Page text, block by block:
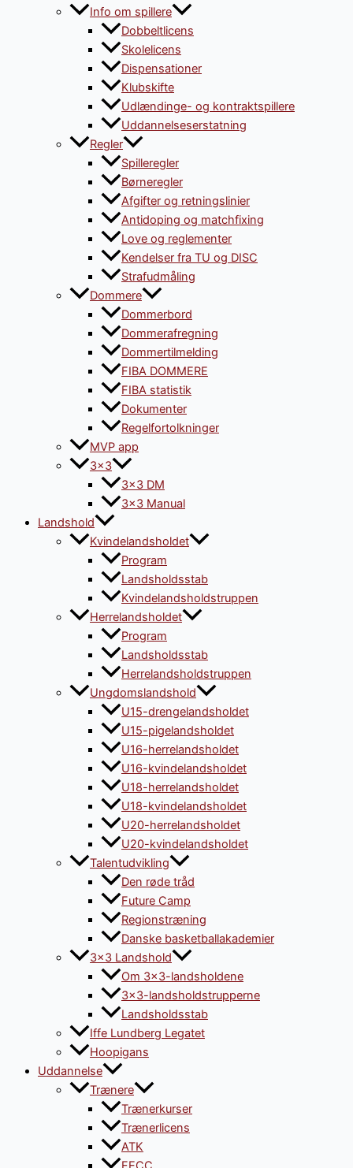
Info om spillere
Dobbeltlicens
Skolelicens
Dispensationer
Klubskifte
Udlændinge- og kontraktspillere
Uddannelseserstatning
Regler
Spilleregler
Børneregler
Afgifter og retningslinier
Antidoping og matchfixing
Love og reglementer
Kendelser fra TU og DISC
Strafudmåling
Dommere
Dommerbord
Dommerafregning
Dommertilmelding
FIBA DOMMERE
FIBA statistik
Dokumenter
Regelfortolkninger
MVP app
3×3
3×3 DM
3×3 Manual
Landshold
Kvindelandsholdet
Program
Landsholdsstab
Kvindelandsholdstruppen
Herrelandsholdet
Program
Landsholdsstab
Herrelandsholdstruppen
Ungdomslandshold
U15-drengelandsholdet
U15-pigelandsholdet
U16-herrelandsholdet
U16-kvindelandsholdet
U18-herrelandsholdet
U18-kvindelandsholdet
U20-herrelandsholdet
U20-kvindelandsholdet
Talentudvikling
Den røde tråd
Future Camp
Regionstræning
Danske basketballakademier
3×3 Landshold
Om 3×3-landsholdene
3×3-landsholdstrupperne
Landsholdsstab
Iffe Lundberg Legatet
Hoopigans
Uddannelse
Trænere
Trænerkurser
Trænerlicens
ATK